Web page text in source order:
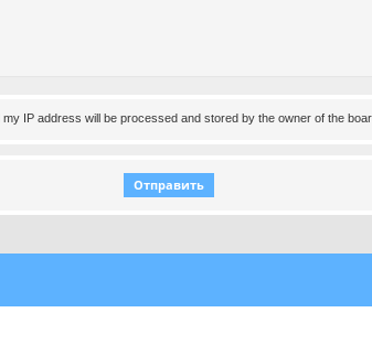
IP address will be processed and stored by the owner of the